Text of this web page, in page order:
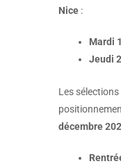
Nice :
Mardi
Jeudi
Les
décembre